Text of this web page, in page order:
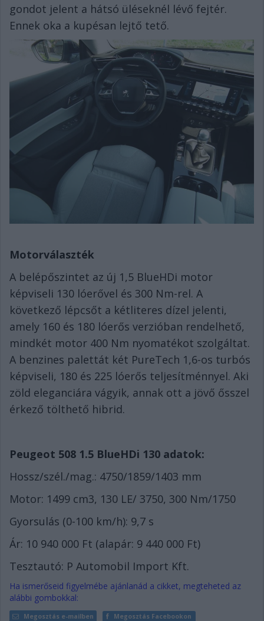
gondot jelent a hátsó üléseknél lévő fejtér.
Ennek oka a kupésan lejtő tető.
Motorválaszték
A belépőszintet az új 1,5 BlueHDi motor
képviseli 130 lóerővel és 300 Nm-rel. A
következő lépcsőt a kétliteres dízel jelenti,
amely 160 és 180 lóerős verzióban rendelhető,
mindkét motor 400 Nm nyomatékot szolgáltat.
A benzines palettát két PureTech 1,6-os turbós
képviseli, 180 és 225 lóerős teljesítménnyel. Aki
zöld eleganciára vágyik, annak ott a jövő ősszel
érkező tölthető hibrid.
Peugeot 508 1.5 BlueHDi 130 adatok:
Hossz/szél./mag.: 4750/1859/1403 mm
Motor: 1499 cm3, 130 LE/ 3750, 300 Nm/1750
Gyorsulás (0-100 km/h): 9,7 s
Ár: 10 940 000 Ft (alapár: 9 440 000 Ft)
Tesztautó: P Automobil Import Kft.
Ha ismerőseid figyelmébe ajánlanád a cikket, megteheted az
alábbi gombokkal:
Megosztás e-mailben Megosztás Facebookon